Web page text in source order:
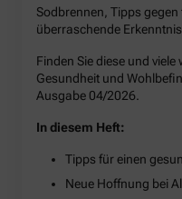
Sodbrennen, Tipps
überraschende
Finden Sie diese und
Gesundheit und
Ausgabe 04/2026.
In diesem Heft:
Tipps für einen
Neue Hoffnung bei